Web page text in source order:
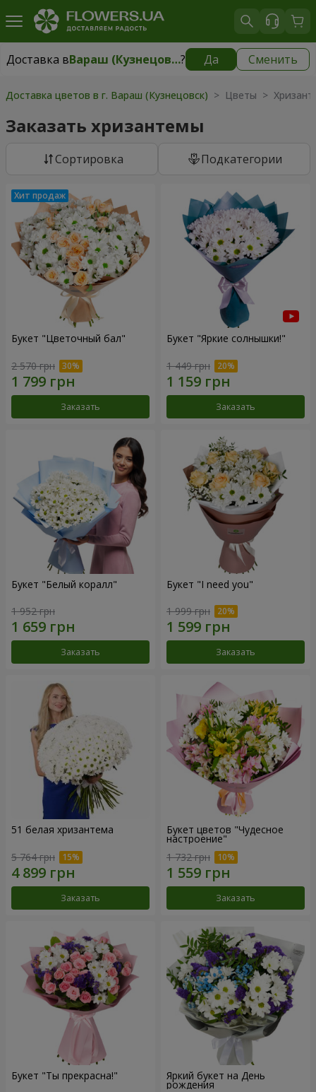
Доставка в Вараш (Кузнецовск)? Да Сменить
Доставка вВараш (Кузнецовск) 1711 грн
Доставка цветов в г. Вараш (Кузнецовск) > Цветы >
Заказать хризантемы
Cортировка Подкатегории
Букет "Цветочный бал"
2 570 грн
Заказать
Букет "Яркие солнышки!"
1 449 грн
Заказать
Букет "Белый коралл"
1 952 грн
Заказать
Букет "I need you"
1 999 грн
Заказать
51 белая хризантема
5 764 грн
Заказать
Букет цветов "Чудесное
настроение"
1 732 грн
Заказать
Букет "Ты прекрасна!" Яркий букет на День
рождения